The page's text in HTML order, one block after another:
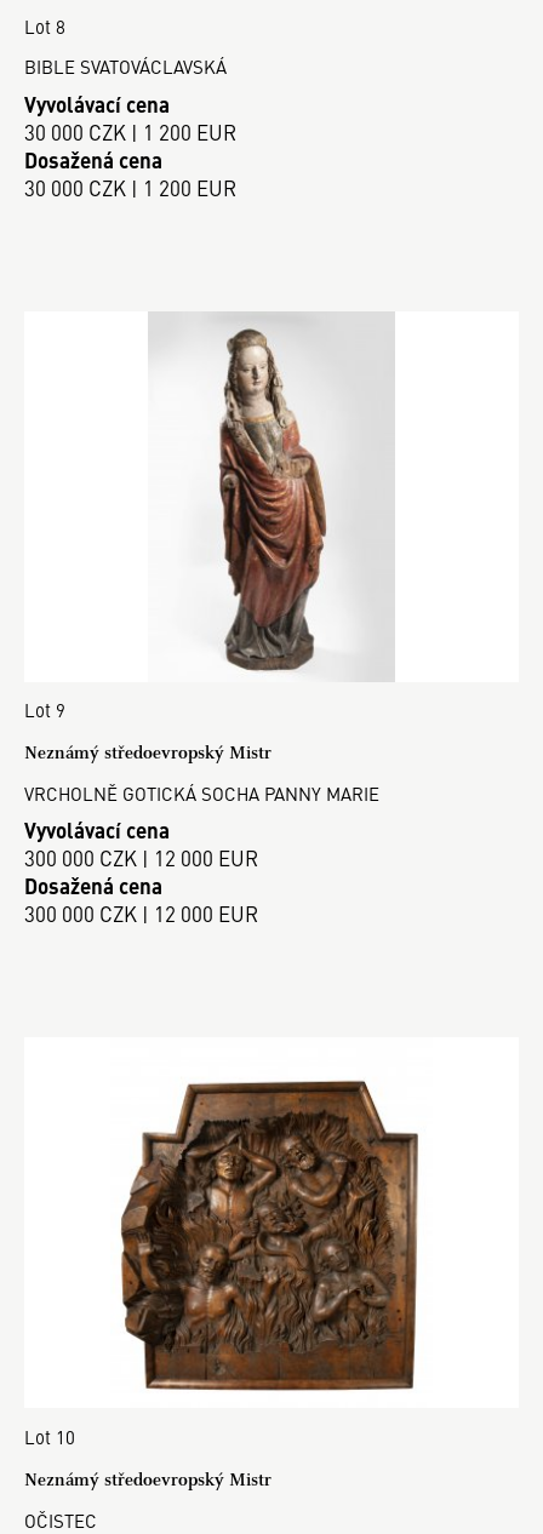
Lot 8
BIBLE SVATOVÁCLAVSKÁ
Vyvolávací cena
30 000 CZK | 1 200 EUR
Dosažená cena
30 000 CZK | 1 200 EUR
Lot 9
Neznámý středoevropský Mistr
VRCHOLNĚ GOTICKÁ SOCHA PANNY MARIE
Vyvolávací cena
300 000 CZK | 12 000 EUR
Dosažená cena
300 000 CZK | 12 000 EUR
Lot 10
Neznámý středoevropský Mistr
OČISTEC